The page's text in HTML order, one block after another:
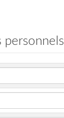
personnels